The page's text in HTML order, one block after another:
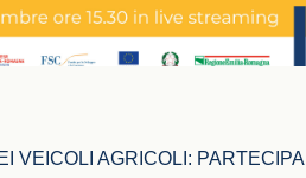
VEICOLI AGRICOLI: PARTECIPA